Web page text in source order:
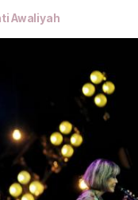
Awaliyah